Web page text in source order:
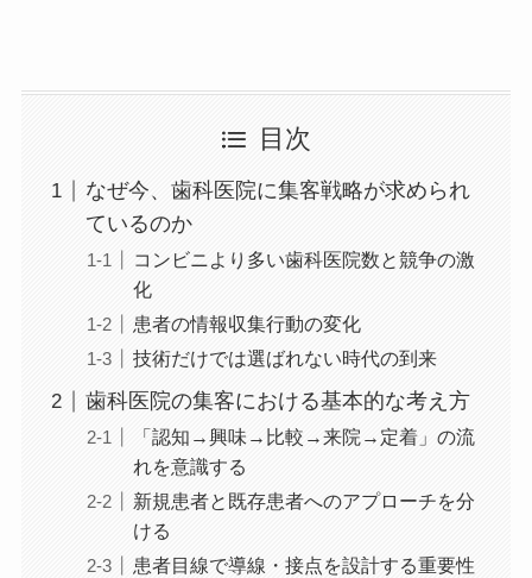
目次
なぜ今、歯科医院に集客戦略が求められ
ているのか
コンビニより多い歯科医院数と競争の激
化
患者の情報収集行動の変化
技術だけでは選ばれない時代の到来
歯科医院の集客における基本的な考え方
「認知→興味→比較→来院→定着」の流
れを意識する
新規患者と既存患者へのアプローチを分
ける
患者目線で導線・接点を設計する重要性